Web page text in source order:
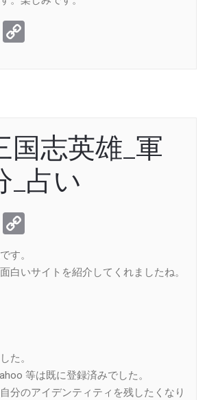
Line
国志英雄_軍
_占い
Line
す。
白いサイトを紹介してくれましたね。
た。
等は既に登録済みでした。
分のアイデンティティを残したくなり